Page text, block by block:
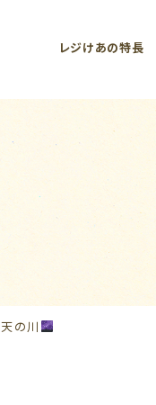
レジけあの特長
天の川